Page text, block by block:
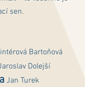
sen.
Bartoňová
Dolejší
Jan Turek